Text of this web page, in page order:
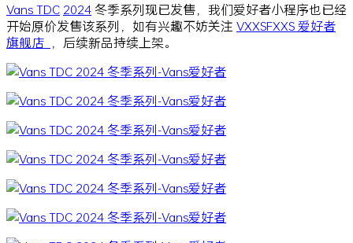
Vans TDC 2024冬季系列现已发售，我们爱好者小程序也已经
开始原价发售该系列，如有兴趣不妨关注 VXXSFXXS 爱好者
旗舰店 ，后续新品持续上架。